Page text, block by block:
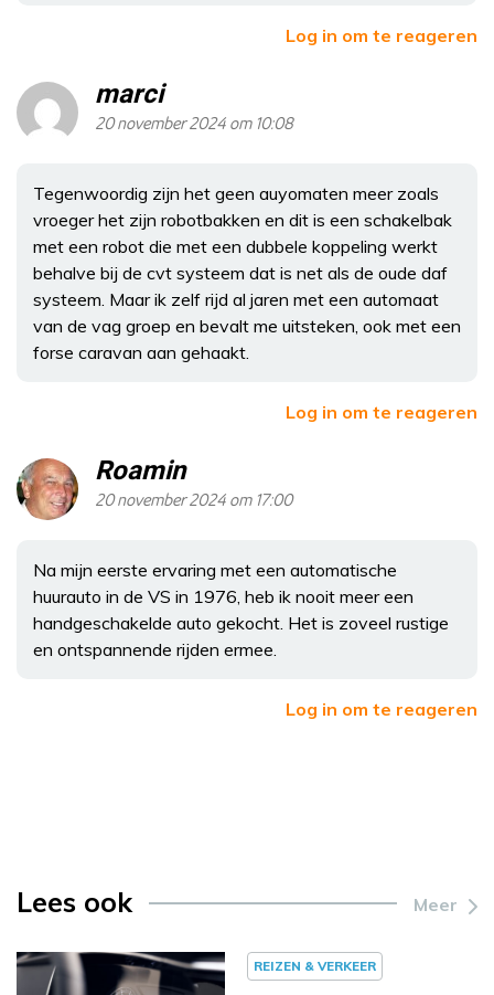
Log in om te reageren
marci
20 november 2024 om 10:08
Tegenwoordig zijn het geen auyomaten meer zoals
vroeger het zijn robotbakken en dit is een schakelbak
met een robot die met een dubbele koppeling werkt
behalve bij de cvt systeem dat is net als de oude daf
systeem. Maar ik zelf rijd al jaren met een automaat
van de vag groep en bevalt me uitsteken, ook met een
forse caravan aan gehaakt.
Log in om te reageren
Roamin
20 november 2024 om 17:00
Na mijn eerste ervaring met een automatische
huurauto in de VS in 1976, heb ik nooit meer een
handgeschakelde auto gekocht. Het is zoveel rustige
en ontspannende rijden ermee.
Log in om te reageren
Lees ook Meer
REIZEN & VERKEER